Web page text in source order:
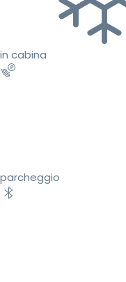
in cabina
parcheggio